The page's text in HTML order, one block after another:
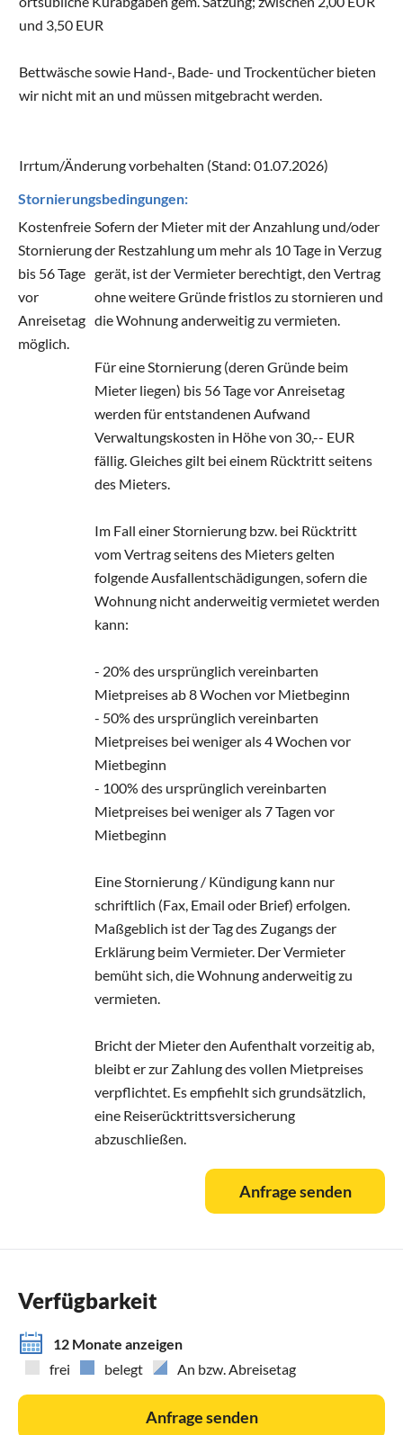
und 3,50 EUR
Bettwäsche sowie Hand-, Bade- und Trockentücher bieten
wir nicht mit an und müssen mitgebracht werden.
Irrtum/Änderung vorbehalten (Stand: 01.07.2026)
Stornierungsbedingungen:
Kostenfreie
Stornierung
bis 56 Tage
vor
Anreisetag
möglich.
Sofern der Mieter mit der Anzahlung und/oder
der Restzahlung um mehr als 10 Tage in Verzug
gerät, ist der Vermieter berechtigt, den Vertrag
ohne weitere Gründe fristlos zu stornieren und
die Wohnung anderweitig zu vermieten.
Für eine Stornierung (deren Gründe beim
Mieter liegen) bis 56 Tage vor Anreisetag
werden für entstandenen Aufwand
Verwaltungskosten in Höhe von 30,-- EUR
fällig. Gleiches gilt bei einem Rücktritt seitens
des Mieters.
Im Fall einer Stornierung bzw. bei Rücktritt
vom Vertrag seitens des Mieters gelten
folgende Ausfallentschädigungen, sofern die
Wohnung nicht anderweitig vermietet werden
kann:
- 20% des ursprünglich vereinbarten
Mietpreises ab 8 Wochen vor Mietbeginn
- 50% des ursprünglich vereinbarten
Mietpreises bei weniger als 4 Wochen vor
Mietbeginn
- 100% des ursprünglich vereinbarten
Mietpreises bei weniger als 7 Tagen vor
Mietbeginn
Eine Stornierung / Kündigung kann nur
schriftlich (Fax, Email oder Brief) erfolgen.
Maßgeblich ist der Tag des Zugangs der
Erklärung beim Vermieter. Der Vermieter
bemüht sich, die Wohnung anderweitig zu
vermieten.
Bricht der Mieter den Aufenthalt vorzeitig ab,
bleibt er zur Zahlung des vollen Mietpreises
verpflichtet. Es empfiehlt sich grundsätzlich,
eine Reiserücktrittsversicherung
abzuschließen.
Anfrage senden
Verfügbarkeit
12 Monate anzeigen
frei
belegt An bzw. Abreisetag
Anfrage senden